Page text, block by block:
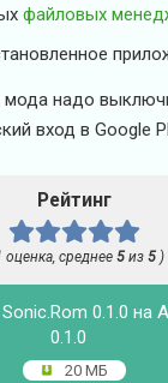
файловых
мода надо
вход в Google
Рейтинг
оценка, среднее 5из 5)
0.1.0 на
0.1.0
20 МБ